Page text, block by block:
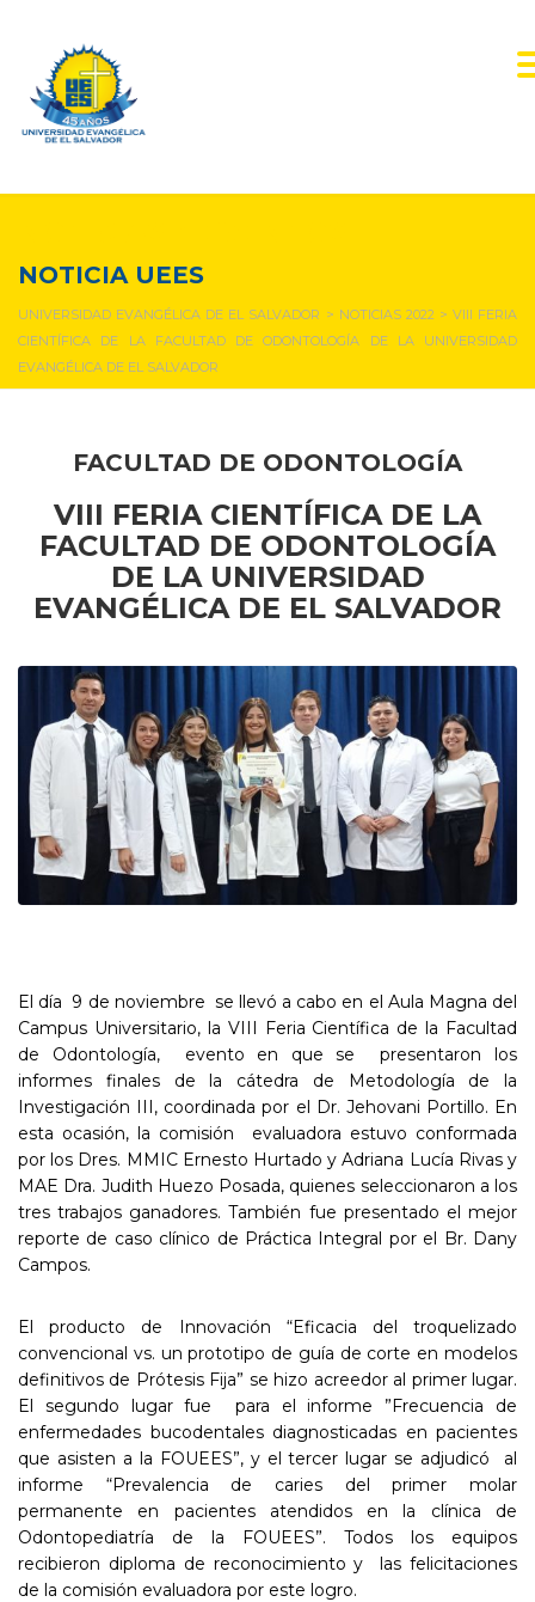
NOTICIA UEES
UNIVERSIDAD EVANGÉLICA DE EL SALVADOR > NOTICIAS 2022> VIII FERIA
CIENTÍFICA DE LA FACULTAD DE ODONTOLOGÍA DE LA UNIVERSIDAD
EVANGÉLICA DE EL SALVADOR
FACULTAD DE ODONTOLOGÍA
VIII FERIA CIENTÍFICA DE LA
FACULTAD DE ODONTOLOGÍA
DE LA UNIVERSIDAD
EVANGÉLICA DE EL SALVADOR
El día 9 de noviembre se llevó a cabo en el Aula Magna del
Campus Universitario, la VIII Feria Científica de la Facultad
de Odontología, evento en que se presentaron los
informes finales de la cátedra de Metodología de la
Investigación III, coordinada por el Dr. Jehovani Portillo. En
esta ocasión, la comisión evaluadora estuvo conformada
por los Dres. MMIC Ernesto Hurtado y Adriana Lucía Rivas y
MAE Dra. Judith Huezo Posada, quienes seleccionaron a los
tres trabajos ganadores. También fue presentado el mejor
reporte de caso clínico de Práctica Integral por el Br. Dany
Campos.
El producto de Innovación “Eficacia del troquelizado
convencional vs. un prototipo de guía de corte en modelos
definitivos de Prótesis Fija” se hizo acreedor al primer lugar.
El segundo lugar fue para el informe ”Frecuencia de
enfermedades bucodentales diagnosticadas en pacientes
que asisten a la FOUEES”, y el tercer lugar se adjudicó al
informe “Prevalencia de caries del primer molar
permanente en pacientes atendidos en la clínica de
Odontopediatría de la FOUEES”. Todos los equipos
recibieron diploma de reconocimiento y las felicitaciones
de la comisión evaluadora por este logro.